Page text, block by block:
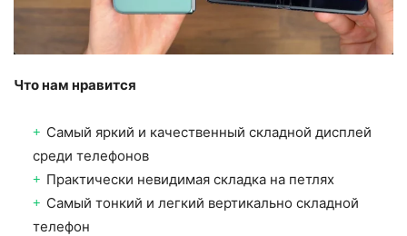
Что нам нравится
Самый яркий и качественный складной дисплей
среди телефонов
Практически невидимая складка на петлях
Самый тонкий и легкий вертикально складной
телефон